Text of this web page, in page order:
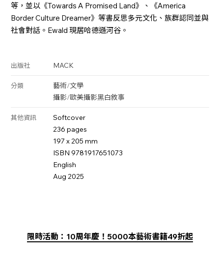
等，並以《Towards A Promised Land》、《America
Border Culture Dreamer》等書反思多元文化、族群認同並與
社會對話。Ewald 現居哈德遜河谷。
出版社 MACK
分類 藝術/文學
攝影/歐美攝影黑白敘事
其他資訊
Softcover
236 pages
197 x 205 mm
ISBN 9781917651073
English
Aug 2025
限時活動：10周年慶！5000本藝術書籍49折起